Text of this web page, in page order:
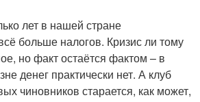
лет в нашей стране
больше налогов. Кризис ли тому
но факт остаётся фактом – в
денег практически нет. А клуб
чиновников старается, как может,